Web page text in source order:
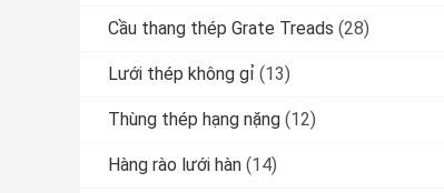
Cầu thang thép Grate Treads (28)
Lưới thép không gỉ (13)
Thùng thép hạng nặng (12)
Hàng rào lưới hàn (14)